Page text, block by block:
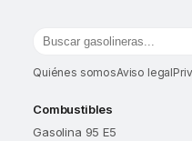
Buscar gasolineras por
Quiénes somosAviso legal
Combustibles
Gasolina 95 E5